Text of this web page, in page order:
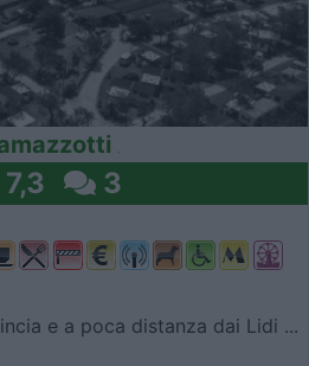
7,3 3
e a poca distanza dai Lidi ...